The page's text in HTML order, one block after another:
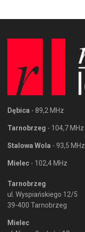
Dębica - 89,2 MHz
Tarnobrzeg - 104,7 MHz
Stalowa Wola - 93,5 MHz
Mielec - 102,4 MHz
Tarnobrzeg
ul. Wyspiańskiego 12/5
39-400 Tarnobrzeg
Mielec